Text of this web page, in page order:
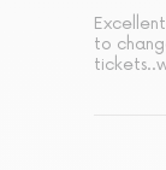
to